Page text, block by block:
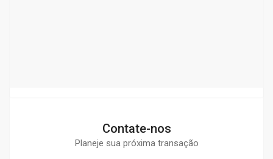
Contate-nos
Planeje sua próxima transação